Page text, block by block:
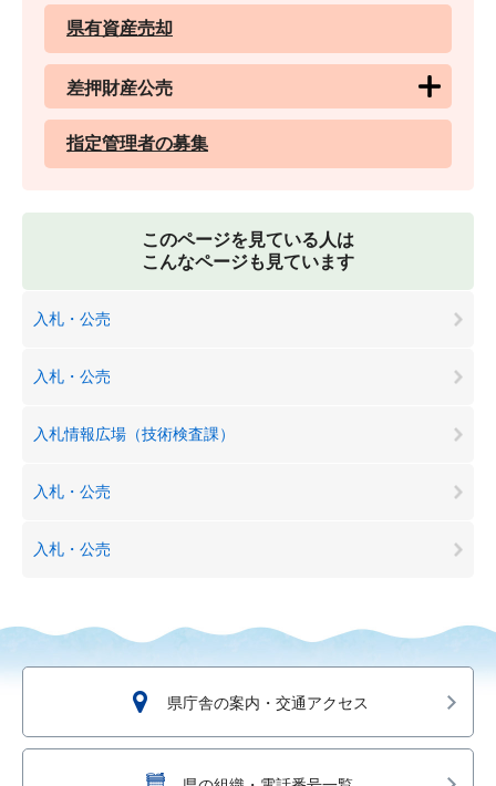
県有資産売却
差押財産公売
指定管理者の募集
このページを見ている人は
こんなページも見ています
入札・公売
入札・公売
入札情報広場（技術検査課）
入札・公売
入札・公売
県庁舎の案内・交通アクセス